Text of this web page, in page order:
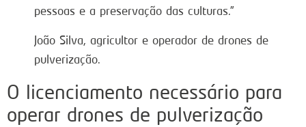
pessoas e a preservação das culturas.”
João Silva, agricultor e operador de drones de
pulverização.
O licenciamento necessário para
operar drones de pulverização